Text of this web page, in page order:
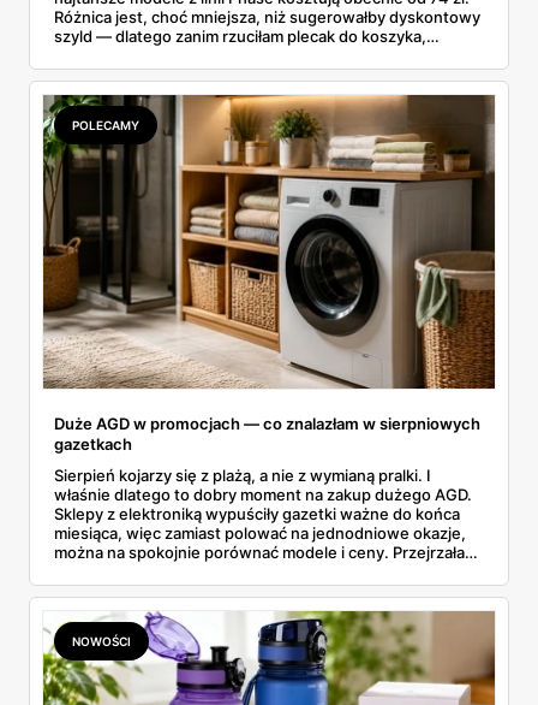
Różnica jest, choć mniejsza, niż sugerowałby dyskontowy
szyld — dlatego zanim rzuciłam plecak do koszyka,
rozpiska: co dokładnie sprzedaje Lidl, ile kosztują
odpowiedniki u producenta i komu ten zakup naprawdę
się opłaci.
POLECAMY
Duże AGD w promocjach — co znalazłam w sierpniowych
gazetkach
Sierpień kojarzy się z plażą, a nie z wymianą pralki. I
właśnie dlatego to dobry moment na zakup dużego AGD.
Sklepy z elektroniką wypuściły gazetki ważne do końca
miesiąca, więc zamiast polować na jednodniowe okazje,
można na spokojnie porównać modele i ceny. Przejrzałam
znalazłam, z cenami i terminami.
NOWOŚCI